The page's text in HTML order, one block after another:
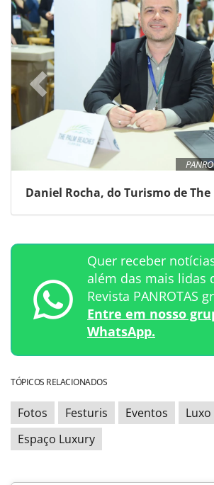
Daniel Rocha, do Turismo de The
Quer receber
além das mais lidas
Revista PANROTAS
Entre em nosso
WhatsApp.
TÓPICOS RELACIONADOS
Fotos Festuris Eventos
Luxo
Espaço Luxury